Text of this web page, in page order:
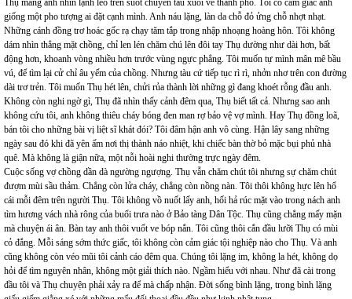
Thụ mang ánh nhìn lạnh lẽo trên suốt chuyến tàu xuôi về thành phố. Tôi có cảm giác anh
giống một pho tượng ai đặt cạnh mình. Anh náu lặng, làn da chỗ đỏ ửng chỗ nhợt nhạt.
Những cánh đồng trơ hoác gốc rạ chạy tăm tắp trong nhập nhoạng hoàng hôn. Tôi không
dám nhìn thẳng mặt chồng, chỉ len lén chăm chú lên đôi tay Thụ dường như dài hơn, bất
động hơn, khoanh vòng nhiều hơn trước vùng ngực phẳng. Tôi muốn tự mình mân mê bầu
vú, để tìm lại cử chỉ âu yếm của chồng. Nhưng tàu cứ tiếp tục rì rì, nhởn nhơ trên con đường
dài trơ trẻn. Tôi muốn Thụ hét lên, chửi rủa thành lời những gì đang khoét rỗng đầu anh.
Không còn nghi ngờ gì, Thụ đã nhìn thấy cảnh đêm qua, Thụ biết tất cả. Nhưng sao anh
không cứu tôi, anh không thiêu cháy bóng đen man rợ bảo vệ vợ mình. Hay Thụ đồng loã,
bán tôi cho những bài vị liệt sĩ khát đói? Tôi đâm hận anh vô cùng. Hận lây sang những
ngày sau đó khi đã yên ấm nơi thị thành náo nhiệt, khi chiếc bàn thờ bỏ mặc bụi phủ nhà
quê. Mà không là giận nữa, một nỗi hoài nghi thường trực ngày đêm.
Cuộc sống vợ chồng dần dà ngường ngượng. Thụ vẫn chăm chút tôi nhưng sự chăm chút
đượm mùi sầu thảm. Chẳng còn lửa cháy, chẳng còn nồng nàn. Tôi thôi không hực lên hổ
cái mỗi đêm trên người Thụ. Tôi không vồ nuốt lấy anh, hối hả rúc mặt vào trong nách anh
tìm hương vách nhà rông của buổi trưa nào ở Bảo tàng Dân Tộc. Thụ cũng chẳng mấy mặn
mà chuyện ái ân. Bàn tay anh thôi vuốt ve bóp nắn. Tôi cũng thôi cắn đầu lưỡi Thụ có mùi
cỏ đắng. Mỗi sáng sớm thức giấc, tôi không còn cảm giác tội nghiệp nào cho Thụ. Và anh
cũng không còn véo mũi tôi cảnh cáo đêm qua. Chúng tôi lặng im, không la hét, không dọ
hỏi để tìm nguyên nhân, không một giải thích nào. Ngầm hiểu với nhau. Như đã cài trong
đầu tôi và Thụ chuyện phải xảy ra để mà chấp nhận. Đời sống bình lặng, trong bình lặng